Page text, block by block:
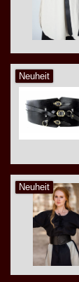
Neuheit
Neuheit